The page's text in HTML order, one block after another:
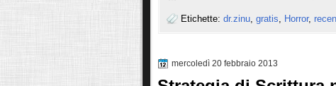
Etichette: dr.zinu gratis Horror,
mercoledì 20 febbraio 2013